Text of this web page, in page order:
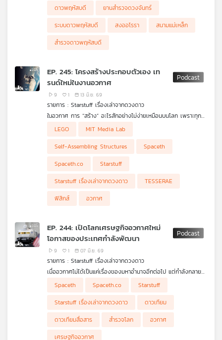
ทำให้ยานได้เก็บข้อมูลของโลกน้ำแข็งและโลกภูเขาไฟเหล่านี้ไปพร้อม
กับการศึกษาสภาพแวดล้อมรุนแรงรอบดาวพฤหัสบดี
ดาวพฤหัสบดี
ยานสำรวจดวงจันทร์
ระบบดาวพฤหัสบดี
สงออโรรา
สนามแม่เหล็ก
สำรวจดาวพฤหัสบดี
EP. 245: โครงสร้างประกอบตัวเอง เท
รนด์ใหม่ในงานอวกาศ
9 1 13 มิ.ย. 69
รายการ : Starstuff เรื่องเล่าจากดวงดาว
ในอวกาศ การ “สร้าง” อะไรสักอย่างไม่ง่ายเหมือนบนโลก เพราะทุก
ค่อยกางออกในที่ที่ไม่มีใครเอาประแจขึ้นไปช่วยขันได้ง่าย ๆ แต่ถ้า
โครงสร้างในอวกาศ “ประกอบตัวเอง” ได้ล่ะ
ตอนนี้ชวนคุยเรื่อง Self-Assembling Structures หรือโครงสร้างที่
สามารถจัดเรียงและประกอบตัวเองในอวกาศ หนึ่งในแนวคิดที่น่าสนใจ
คือ TESSERAE จาก MIT Media Lab ที่ทดลองให้ชิ้นส่วนรูปทรง
เรขาคณิตลอยเข้าหากัน และประกอบเป็นโครงสร้างขนาดใหญ่ได้เอง
และการออกแบบเป็นคนทำงานแทน
LEGO
MIT Media Lab
Self-Assembling Structures
Spaceth
Spaceth.co
Starstuff
Starstuff เรื่องเล่าจากดวงดาว
TESSERAE
ฟิสิกส์
อวกาศ
EP. 244: เปิดโลกเศรษฐกิจอวกาศใหม่
โอกาสของประเทศกำลังพัฒนา
9 1 07 มิ.ย. 69
รายการ : Starstuff เรื่องเล่าจากดวงดาว
เมื่ออวกาศไม่ได้เป็นแค่เรื่องของมหาอำนาจอีกต่อไป แต่กำลังกลาย
สื่อสาร การสำรวจโลกจากอวกาศ ระบบนำทาง ไปจนถึงบริการข้อมูล
ที่เชื่อมโยงกับชีวิตประจำวันของเรา เพื่อตอบคำถามว่า “เราจะใช้
อวกาศเพื่อสร้างอนาคตทางเศรษฐกิจของประเทศได้อย่างไร”
Spaceth Spaceth.co
Starstuff
Starstuff เรื่องเล่าจากดวงดาว
ดาวเทียม
ดาวเทียมสื่อสาร
สำรวจโลก
อวกาศ
เศรษฐกิจอวกาศ